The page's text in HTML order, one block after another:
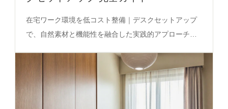
在宅ワーク環境を低コスト整備｜デスクセットアップ
で、自然素材と機能性を融合した実践的アプローチを